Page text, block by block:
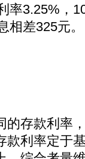
率3.25%，
相差325元。
存款利率
款利率定于